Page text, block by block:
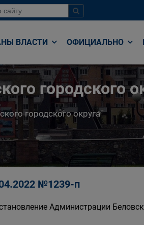
ВЛАСТИ ОФИЦИАЛЬНО
городского
городского округа
№1239-п
Администрации